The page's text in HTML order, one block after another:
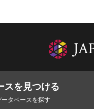
スを見つける
タベースを探す